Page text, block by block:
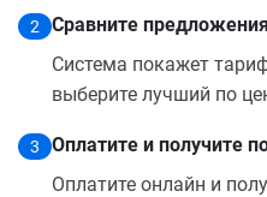
2
Сравните предложения
Система покажет
выберите лучший по
3
Оплатите и получите
Оплатите онлайн и